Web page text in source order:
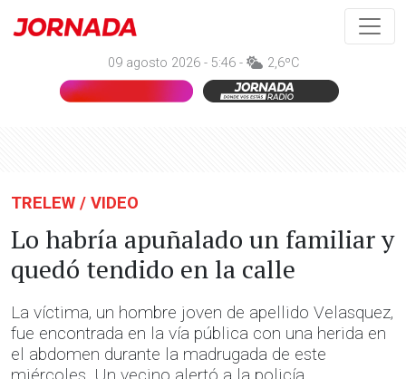
09 agosto 2026 - 5:46 - 2,6ºC
TRELEW / VIDEO
Lo habría apuñalado un familiar y
quedó tendido en la calle
La víctima, un hombre joven de apellido Velasquez,
fue encontrada en la vía pública con una herida en
el abdomen durante la madrugada de este